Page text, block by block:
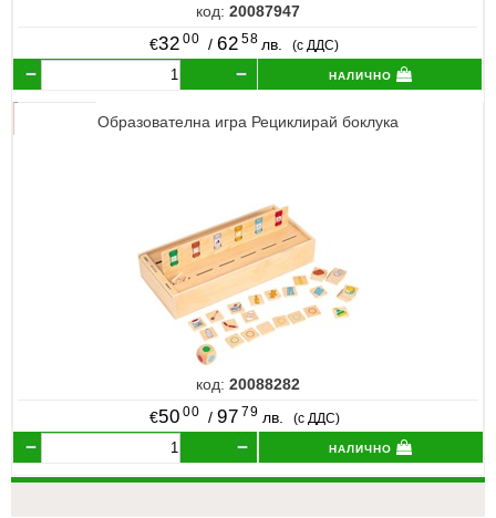
код: 20087947
€32 00 / 62 58 лв. (с ДДС)
налично
Образователна игра Рециклирай боклука
код: 20088282
€50 00 /97 79 лв. (с ДДС)
налично